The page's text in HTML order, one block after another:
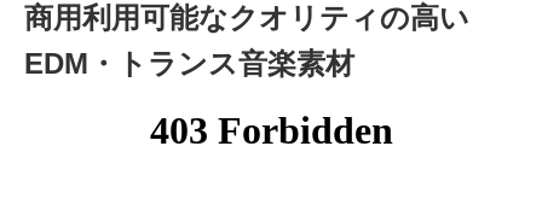
商用利用可能なクオリティの高い
EDM・トランス音楽素材